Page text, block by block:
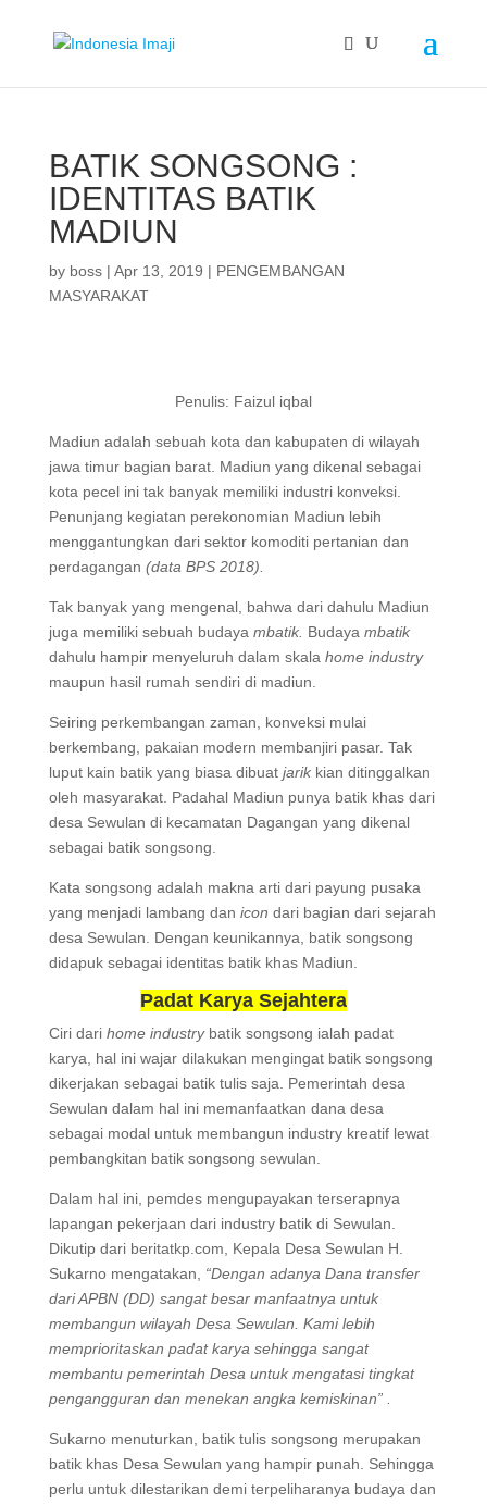
BATIK SONGSONG :
IDENTITAS BATIK
MADIUN
by boss| Apr 13, 2019 | PENGEMBANGAN
MASYARAKAT
Penulis: Faizul iqbal
Madiun adalah sebuah kota dan kabupaten di wilayah
jawa timur bagian barat. Madiun yang dikenal sebagai
kota pecel ini tak banyak memiliki industri konveksi.
Penunjang kegiatan perekonomian Madiun lebih
menggantungkan dari sektor komoditi pertanian dan
perdagangan (data BPS 2018).
Tak banyak yang mengenal, bahwa dari dahulu Madiun
juga memiliki sebuah budaya mbatik. Budaya mbatik
dahulu hampir menyeluruh dalam skala home industry
maupun hasil rumah sendiri di madiun.
Seiring perkembangan zaman, konveksi mulai
berkembang, pakaian modern membanjiri pasar. Tak
luput kain batik yang biasa dibuat jarikkian ditinggalkan
oleh masyarakat. Padahal Madiun punya batik khas dari
desa Sewulan di kecamatan Dagangan yang dikenal
sebagai batik songsong.
Kata songsong adalah makna arti dari payung pusaka
yang menjadi lambang dan icon dari bagian dari sejarah
desa Sewulan. Dengan keunikannya, batik songsong
didapuk sebagai identitas batik khas Madiun.
Padat Karya Sejahtera
Ciri dari home industrybatik songsong ialah padat
karya, hal ini wajar dilakukan mengingat batik songsong
dikerjakan sebagai batik tulis saja. Pemerintah desa
Sewulan dalam hal ini memanfaatkan dana desa
sebagai modal untuk membangun industry kreatif lewat
pembangkitan batik songsong sewulan.
Dalam hal ini, pemdes mengupayakan terserapnya
lapangan pekerjaan dari industry batik di Sewulan.
Dikutip dari beritatkp.com, Kepala Desa Sewulan H.
Sukarno mengatakan, “Dengan adanya Dana transfer
dari APBN (DD) sangat besar manfaatnya untuk
membangun wilayah Desa Sewulan. Kami lebih
memprioritaskan padat karya sehingga sangat
membantu pemerintah Desa untuk mengatasi tingkat
pengangguran dan menekan angka kemiskinan” .
Sukarno menuturkan, batik tulis songsong merupakan
batik khas Desa Sewulan yang hampir punah. Sehingga
perlu untuk dilestarikan demi terpeliharanya budaya dan